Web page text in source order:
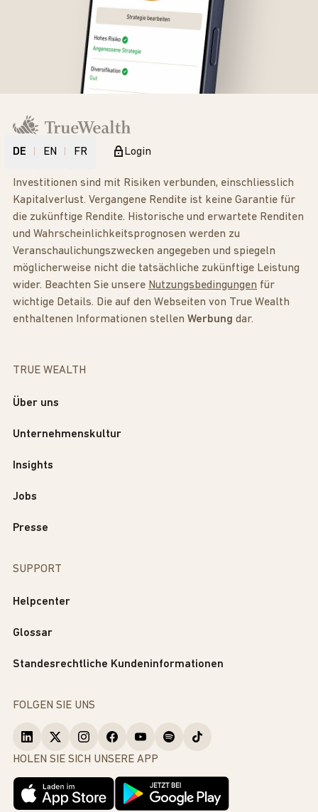
DE EN FR Login
Investitionen sind mit Risiken verbunden, einschliesslich
Kapitalverlust. Vergangene Rendite ist keine Garantie für
die zukünftige Rendite. Historische und erwartete Renditen
und Wahrscheinlichkeitsprognosen werden zu
Veranschaulichungszwecken angegeben und spiegeln
möglicherweise nicht die tatsächliche zukünftige Leistung
wider. Beachten Sie unsere Nutzungsbedingungen für
wichtige Details. Die auf den Webseiten von True Wealth
enthaltenen Informationen stellen Werbung dar.
TRUE WEALTH
Über uns
Unternehmenskultur
Insights
Jobs
Presse
SUPPORT
Helpcenter
Glossar
Standesrechtliche Kundeninformationen
FOLGEN SIE UNS
HOLEN SIE SICH UNSERE APP